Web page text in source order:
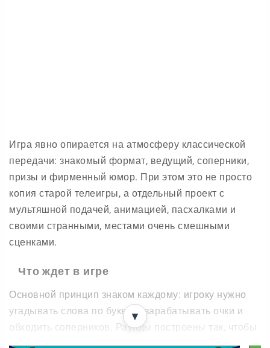
Игра явно опирается на атмосферу классической
передачи: знакомый формат, ведущий, соперники,
призы и фирменный юмор. При этом это не просто
копия старой телеигры, а отдельный проект с
мультяшной подачей, анимацией, пасхалками и
своими странными, местами очень смешными
сценками.
Что ждет в игре
Основной принцип знаком каждому: игроку нужно
угадывать слова по буквам, зарабатывать очки и
обходить соперников. Раунды построены так, чтобы
сохранять дух оригинального шоу, но при этом не
▼